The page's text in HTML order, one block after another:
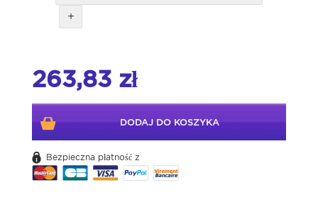
+
263,83 zł
DODAJ DO KOSZYKA
Bezpieczna płatność z